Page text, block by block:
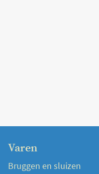
Varen
Bruggen en sluizen